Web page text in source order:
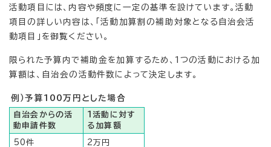
活動項目には、内容や頻度に一定の基準を設けています。活動
項目の詳しい内容は、「活動加算割の補助対象となる自治会活
動項目」を御覧ください。
限られた予算内で補助金を加算するため、1つの活動における加
算額は、自治会の活動件数によって決定します。
例）予算100万円とした場合
自治会からの活
動申請件数
1活動に対す
る加算額
50件 2万円